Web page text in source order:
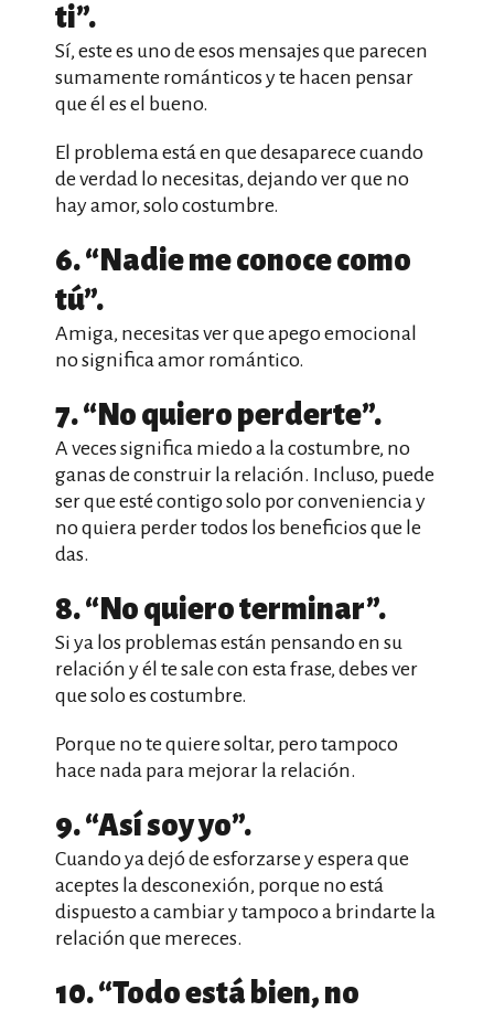
ti”.
Sí, este es uno de esos mensajes que parecen
sumamente románticos y te hacen pensar
que él es el bueno.
El problema está en que desaparece cuando
de verdad lo necesitas, dejando ver que no
hay amor, solo costumbre.
6. “Nadie me conoce como
tú”.
Amiga, necesitas ver que apego emocional
no significa amor romántico.
7. “No quiero perderte”.
A veces significa miedo a la costumbre, no
ganas de construir la relación. Incluso, puede
ser que esté contigo solo por conveniencia y
no quiera perder todos los beneficios que le
das.
8. “No quiero terminar”.
Si ya los problemas están pensando en su
relación y él te sale con esta frase, debes ver
que solo es costumbre.
Porque no te quiere soltar, pero tampoco
hace nada para mejorar la relación.
9. “Así soy yo”.
Cuando ya dejó de esforzarse y espera que
aceptes la desconexión, porque no está
dispuesto a cambiar y tampoco a brindarte la
relación que mereces.
10. “Todo está bien, no